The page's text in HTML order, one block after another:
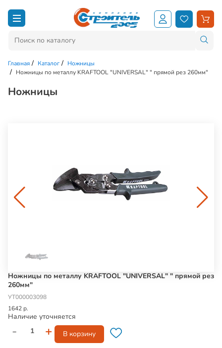
Главная Каталог
Ножницы
Ножницы по металлу KRAFTOOL "UNIVERSAL" " прямой рез 260мм"
Ножницы
Ножницы по металлу KRAFTOOL "UNIVERSAL" " прямой рез
260мм"
УТ000003098
1642 р.
Наличие уточняется
- + В корзину